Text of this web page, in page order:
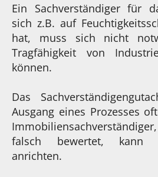
Ein Sachverständiger für
sich z.B. auf
hat, muss sich nicht
Tragfähigkeit von
können.
Das
Ausgang eines Prozesses
falsch bewertet, kann
anrichten.